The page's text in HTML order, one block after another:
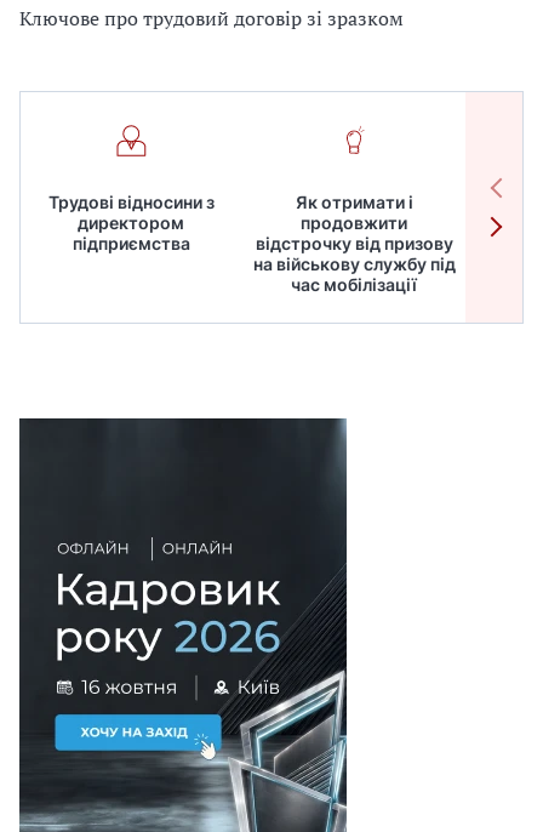
Ключове про трудовий договір зі зразком
Трудові відносини з
директором
підприємства
Як отримати і
продовжити
відстрочку від призову
на військову службу під
час мобілізації